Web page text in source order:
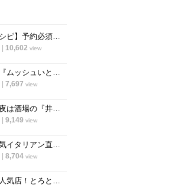
【京都名店レシピ】予約必須店「秋華」直伝 、パラパラ鮭のチャーハン！超簡単！
10,602 view
京都名店の技『ムッシュいとう』の総料理長直伝「チキンステーキ」の焼き方
7,697 view
昼は材木店、夜は酒場の『井倉木材』が教える「裏技チャーハン（焼き飯）」の作り方！
9,149 view
京都西陣の人気イタリアン直伝「アンチョビのオイルパスタ」の作り方
8,704 view
京都で話題の人気店！とろとろ濃厚バスクチーズケーキの作り方〜「フォーチュンガーデン京都」